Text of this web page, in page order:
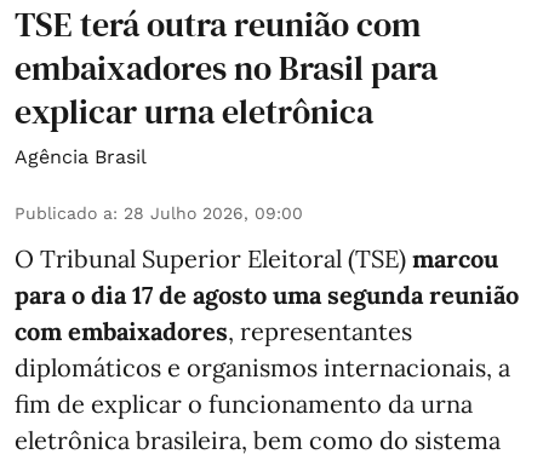
TSE terá outra reunião com
embaixadores no Brasil para
explicar urna eletrônica
Agência Brasil
Publicado a: 28 Julho 2026, 09:00
O Tribunal Superior Eleitoral (TSE) marcou
para o dia 17 de agosto uma segunda reunião
com embaixadores, representantes
diplomáticos e organismos internacionais, a
fim de explicar o funcionamento da urna
eletrônica brasileira, bem como do sistema